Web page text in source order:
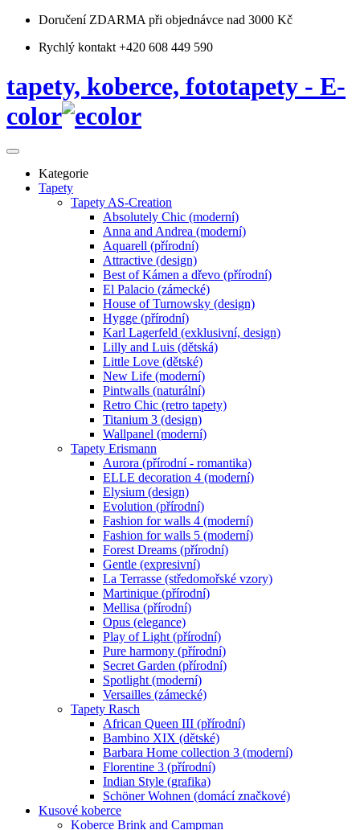
Doručení ZDARMA při objednávce nad 3000 Kč
Rychlý kontakt +420 608 449 590
tapety, koberce, fototapety - E-
color
Kategorie
Tapety
Tapety AS-Creation
Absolutely Chic (moderní)
Anna and Andrea (moderní)
Aquarell (přírodní)
Attractive (design)
Best of Kámen a dřevo (přírodní)
El Palacio (zámecké)
House of Turnowsky (design)
Hygge (přírodní)
Karl Lagerfeld (exklusivní, design)
Lilly and Luis (dětská)
Little Love (dětské)
New Life (moderní)
Pintwalls (naturální)
Retro Chic (retro tapety)
Titanium 3 (design)
Wallpanel (moderní)
Tapety Erismann
Aurora (přírodní - romantika)
ELLE decoration 4 (moderní)
Elysium (design)
Evolution (přírodní)
Fashion for walls 4 (moderní)
Fashion for walls 5 (moderní)
Forest Dreams (přírodní)
Gentle (expresivní)
La Terrasse (středomořské vzory)
Martinique (přírodní)
Mellisa (přírodní)
Opus (elegance)
Play of Light (přírodní)
Pure harmony (přírodní)
Secret Garden (přírodní)
Spotlight (moderní)
Versailles (zámecké)
Tapety Rasch
African Queen III (přírodní)
Bambino XIX (dětské)
Barbara Home collection 3 (moderní)
Florentine 3 (přírodní)
Indian Style (grafika)
Schöner Wohnen (domácí značkové)
Kusové koberce
Koberce Brink and Campman